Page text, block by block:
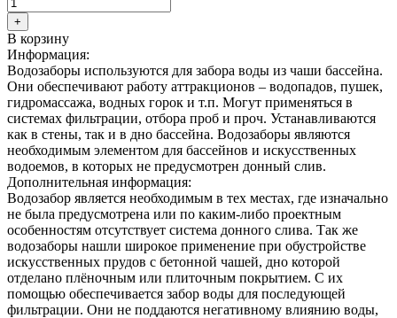
+
В корзину
Информация:
Водозаборы используются для забора воды из чаши бассейна.
Они обеспечивают работу аттракционов – водопадов, пушек,
гидромассажа, водных горок и т.п. Могут применяться в
системах фильтрации, отбора проб и проч. Устанавливаются
как в стены, так и в дно бассейна. Водозаборы являются
необходимым элементом для бассейнов и искусственных
водоемов, в которых не предусмотрен донный слив.
Дополнительная информация:
Водозабор является необходимым в тех местах, где изначально
не была предусмотрена или по каким-либо проектным
особенностям отсутствует система донного слива. Так же
водозаборы нашли широкое применение при обустройстве
искусственных прудов с бетонной чашей, дно которой
отделано плёночным или плиточным покрытием. С их
помощью обеспечивается забор воды для последующей
фильтрации. Они не поддаются негативному влиянию воды,